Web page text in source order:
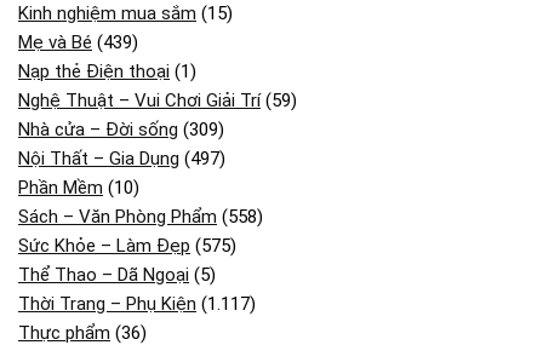
Kinh nghiệm mua sắm (15)
Mẹ và Bé (439)
Nạp thẻ Điện thoại (1)
Nghệ Thuật – Vui Chơi Giải Trí(59)
Nhà cửa – Đời sống (309)
Nội Thất – Gia Dụng (497)
Phần Mềm (10)
Sách – Văn Phòng Phẩm (558)
Sức Khỏe – Làm Đẹp (575)
Thể Thao – Dã Ngoại (5)
Thời Trang – Phụ Kiện (1.117)
Thực phẩm (36)